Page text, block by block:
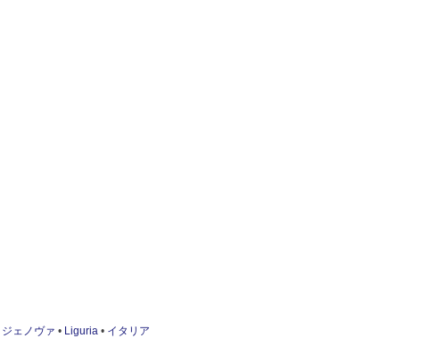
ジェノヴァ • Liguria• イタリア